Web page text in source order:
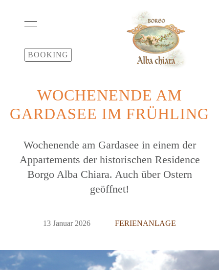
BOOKING
WOCHENENDE AM
GARDASEE IM FRÜHLING
Wochenende am Gardasee in einem der
Appartements der historischen Residence
Borgo Alba Chiara. Auch über Ostern
geöffnet!
13 Januar 2026 FERIENANLAGE